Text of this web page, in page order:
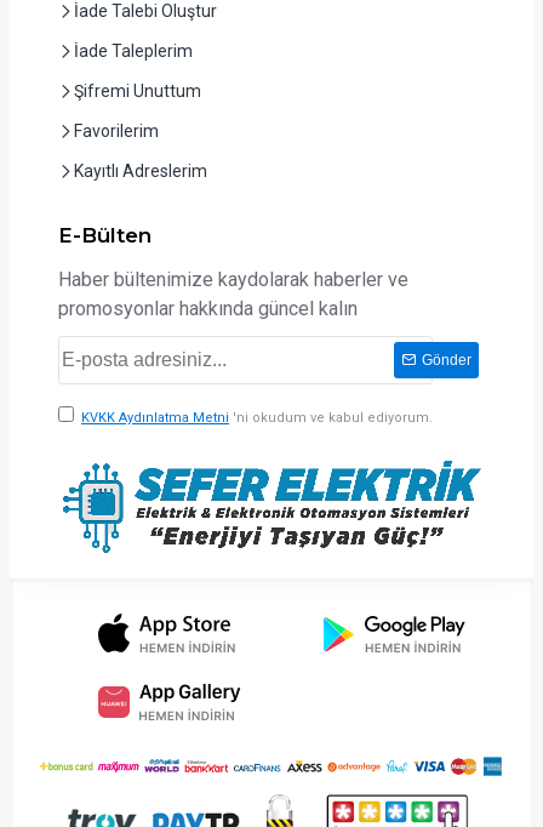
İade Talebi Oluştur
İade Taleplerim
Şifremi Unuttum
Favorilerim
Kayıtlı Adreslerim
E-Bülten
Haber bültenimize kaydolarak haberler ve
promosyonlar hakkında güncel kalın
Gönder
KVKK Aydınlatma Metni 'ni okudum ve kabul ediyorum.